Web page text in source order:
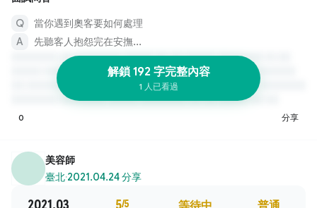
當你遇到奧客要如何處理
先聽客人抱怨完在安撫...
解鎖 192 字完整內容
1 人已看過
0 分享
美容師
臺北·2021.04.24 分享
/5 等待中 普通